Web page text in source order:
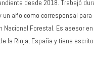
desde 2018. Trabajó
año como corresponsal para
Nacional Forestal. Es asesor
la Rioja, España y tiene